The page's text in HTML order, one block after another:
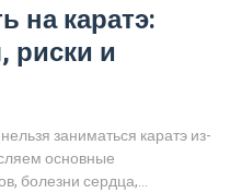
на каратэ:
риски и
заниматься каратэ из-
основные
болезни сердца,